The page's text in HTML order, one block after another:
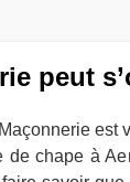
peut
est
de chape à